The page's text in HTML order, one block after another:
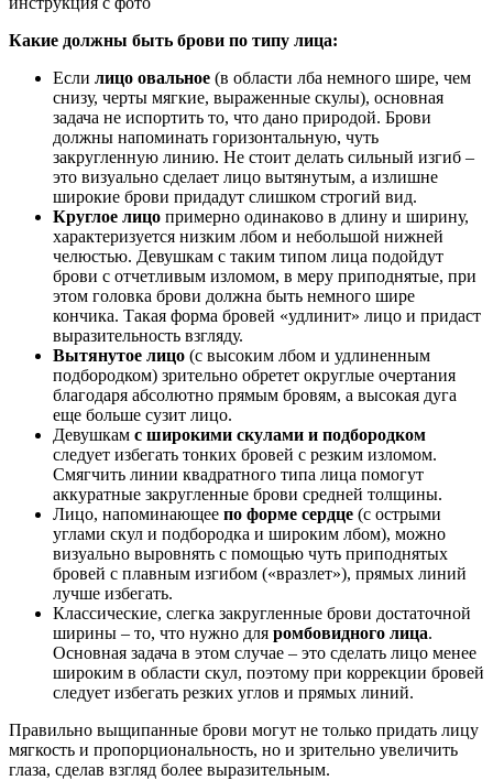
Какие должны быть брови по типу лица:
Если лицо овальное (в области лба немного шире, чем
снизу, черты мягкие, выраженные скулы), основная
задача не испортить то, что дано природой. Брови
должны напоминать горизонтальную, чуть
закругленную линию. Не стоит делать сильный изгиб –
это визуально сделает лицо вытянутым, а излишне
широкие брови придадут слишком строгий вид.
Круглое лицо примерно одинаково в длину и ширину,
характеризуется низким лбом и небольшой нижней
челюстью. Девушкам с таким типом лица подойдут
брови с отчетливым изломом, в меру приподнятые, при
этом головка брови должна быть немного шире
кончика. Такая форма бровей «удлинит» лицо и придаст
выразительность взгляду.
Вытянутое лицо (с высоким лбом и удлиненным
подбородком) зрительно обретет округлые очертания
благодаря абсолютно прямым бровям, а высокая дуга
еще больше сузит лицо.
Девушкам с широкими скулами и подбородком
следует избегать тонких бровей с резким изломом.
Смягчить линии квадратного типа лица помогут
аккуратные закругленные брови средней толщины.
Лицо, напоминающее по форме сердце (с острыми
углами скул и подбородка и широким лбом), можно
визуально выровнять с помощью чуть приподнятых
бровей с плавным изгибом («вразлет»), прямых линий
лучше избегать.
Классические, слегка закругленные брови достаточной
ширины – то, что нужно для ромбовидного лица.
Основная задача в этом случае – это сделать лицо менее
широким в области скул, поэтому при коррекции бровей
следует избегать резких углов и прямых линий.
Правильно выщипанные брови могут не только придать лицу
мягкость и пропорциональность, но и зрительно увеличить
глаза, сделав взгляд более выразительным.